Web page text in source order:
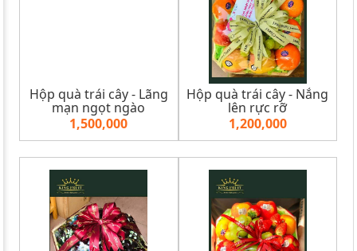
Hộp quà trái cây - Lãng
mạn ngọt ngào
1,500,000
Hộp quà trái cây - Nắng
lên rực rỡ
1,200,000